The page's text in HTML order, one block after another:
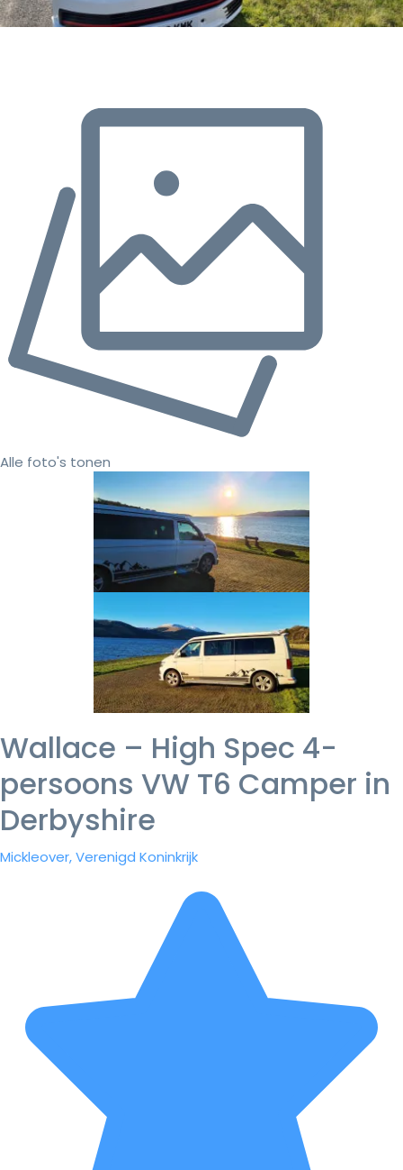
Alle foto's tonen
Wallace – High Spec 4-
persoons VW T6 Camper in
Derbyshire
Mickleover, Verenigd Koninkrijk